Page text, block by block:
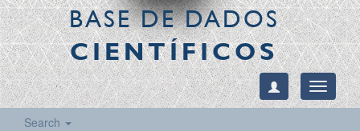
BASE DE DADOS
CIENTÍFICOS
Toggle
Search